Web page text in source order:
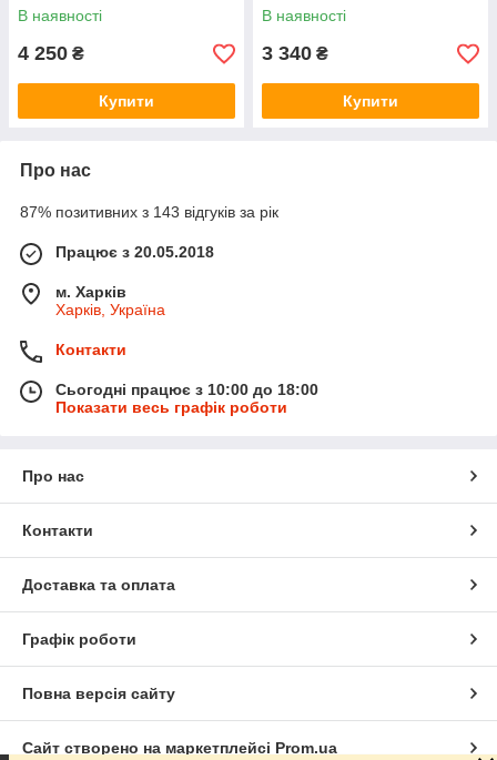
В наявності
4 250 ₴
Купити
В наявності
3 340 ₴
Купити
Про нас
87% позитивних з 143 відгуків за рік
Працює з 20.05.2018
м. Харків
Харків, Україна
Контакти
Сьогодні працює з 10:00 до 18:00
Показати весь графік роботи
Про нас
Контакти
Доставка та оплата
Графік роботи
Повна версія сайту
Сайт створено на маркетплейсі Prom.ua